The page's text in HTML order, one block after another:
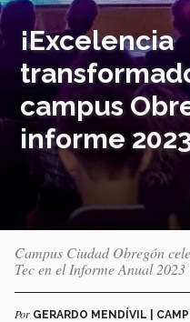
¡Excelencia
campus
informe
Campus Ciudad Obregón
Tec en el Informe Anual 2023
Por GERARDO MENDÍVIL |